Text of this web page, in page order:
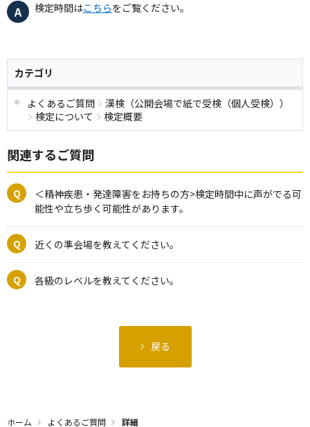
検定時間はこちらをご覧ください。
カテゴリ
よくあるご質問
漢検（公開会場で紙で受検（個人受検））
検定について
検定概要
関連するご質問
＜精神疾患・発達障害をお持ちの方>検定時間中に声がでる可
能性や立ち歩く可能性があります。
近くの準会場を教えてください。
各級のレベルを教えてください。
戻る
ホーム よくあるご質問 詳細